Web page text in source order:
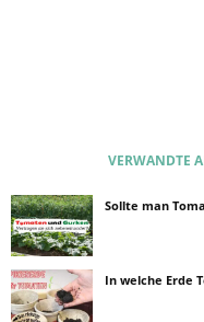
VERWANDTE
Sollte man
In welche Erde